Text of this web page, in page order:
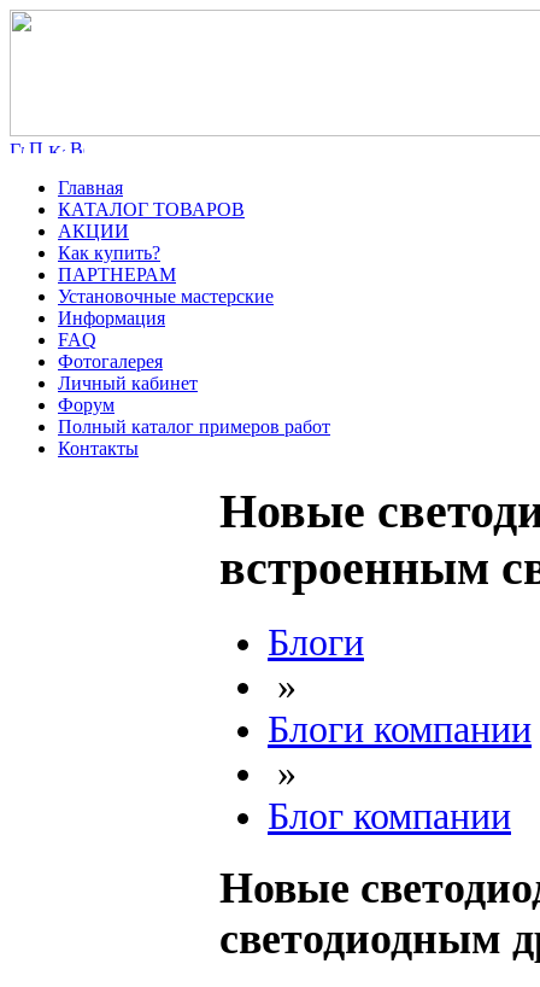
Главная
КАТАЛОГ ТОВАРОВ
АКЦИИ
Как купить?
ПАРТНЕРАМ
Установочные мастерские
Информация
FAQ
Фотогалерея
Личный кабинет
Форум
Полный каталог примеров работ
Контакты
Новые
встроенным
Блоги
»
Блоги компании
»
Блог компании
Новые
светодиодным